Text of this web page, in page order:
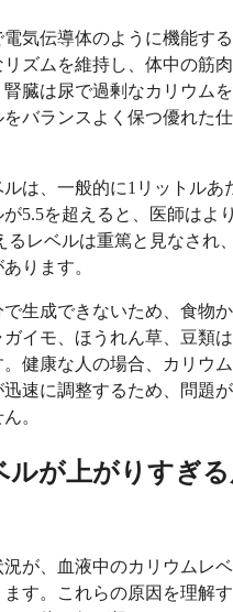
気伝導体のように機能す
ズムを維持し、体中の筋
臓は尿で過剰なカリウム
バランスよく保つ優れた
は、一般的に1リットルあ
5.5を超えると、医師はよ
るレベルは重篤と見なされ
ります。
生成できないため、食物
イモ、ほうれん草、豆類
健康な人の場合、カリウ
速に調整するため、問題
。
ルが上がりすぎ
が、血液中のカリウムレ
す。これらの原因を理解